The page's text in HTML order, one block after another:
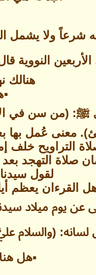
شرعاً ولا
هنالك
ﷺ: (من سن في
عُمل بها
التراويح خلف
صلاة التهجد بعد
لقول
القرءان يعظم
عن يوم ميلاد
(والسلام
▪هل